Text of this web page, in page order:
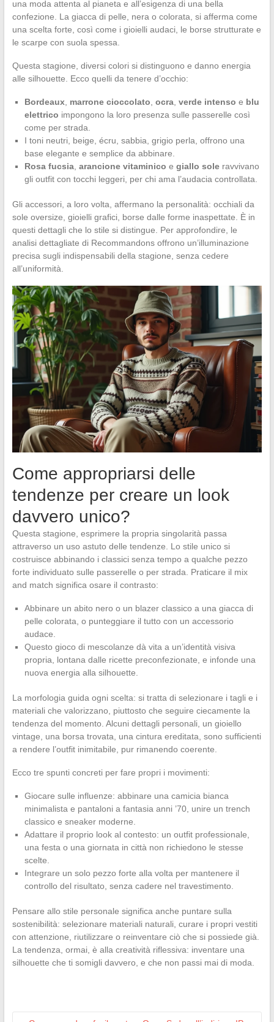
una moda attenta al pianeta e all’esigenza di una bella
confezione. La giacca di pelle, nera o colorata, si afferma come
una scelta forte, così come i gioielli audaci, le borse strutturate e
le scarpe con suola spessa.
Questa stagione, diversi colori si distinguono e danno energia
alle silhouette. Ecco quelli da tenere d’occhio:
Bordeaux, marrone cioccolato ocra, verde intenso e blu
elettrico impongono la loro presenza sulle passerelle così
come per strada.
I toni neutri, beige, écru, sabbia, grigio perla, offrono una
base elegante e semplice da abbinare.
Rosa fucsia, arancione vitaminico e giallo soleravvivano
gli outfit con tocchi leggeri, per chi ama l’audacia controllata.
Gli accessori, a loro volta, affermano la personalità: occhiali da
sole oversize, gioielli grafici, borse dalle forme inaspettate. È in
questi dettagli che lo stile si distingue. Per approfondire, le
analisi dettagliate di Recommandons offrono un’illuminazione
precisa sugli indispensabili della stagione, senza cedere
all’uniformità.
Come appropriarsi delle
tendenze per creare un look
davvero unico?
Questa stagione, esprimere la propria singolarità passa
attraverso un uso astuto delle tendenze. Lo stile unico si
costruisce abbinando i classici senza tempo a qualche pezzo
forte individuato sulle passerelle o per strada. Praticare il mix
and match significa osare il contrasto:
Abbinare un abito nero o un blazer classico a una giacca di
pelle colorata, o punteggiare il tutto con un accessorio
audace.
Questo gioco di mescolanze dà vita a un’identità visiva
propria, lontana dalle ricette preconfezionate, e infonde una
nuova energia alla silhouette.
La morfologia guida ogni scelta: si tratta di selezionare i tagli e i
materiali che valorizzano, piuttosto che seguire ciecamente la
tendenza del momento. Alcuni dettagli personali, un gioiello
vintage, una borsa trovata, una cintura ereditata, sono sufficienti
a rendere l’outfit inimitabile, pur rimanendo coerente.
Ecco tre spunti concreti per fare propri i movimenti:
Giocare sulle influenze: abbinare una camicia bianca
minimalista e pantaloni a fantasia anni ’70, unire un trench
classico e sneaker moderne.
Adattare il proprio look al contesto: un outfit professionale,
una festa o una giornata in città non richiedono le stesse
scelte.
Integrare un solo pezzo forte alla volta per mantenere il
controllo del risultato, senza cadere nel travestimento.
Pensare allo stile personale significa anche puntare sulla
sostenibilità: selezionare materiali naturali, curare i propri vestiti
con attenzione, riutilizzare o reinventare ciò che si possiede già.
La tendenza, ormai, è alla creatività riflessiva: inventare una
silhouette che ti somigli davvero, e che non passi mai di moda.